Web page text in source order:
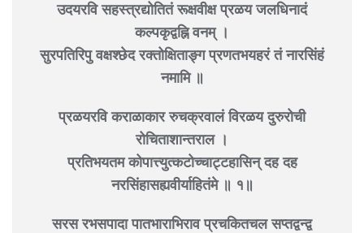
उदयरवि सहस्त्रद्योतितं रूक्षवीक्ष प्रळय जलधिनादं
कल्पकृद्वह्नि वनम् ।
सुरपतिरिपु वक्षश्छेद रक्तोक्षिताङ्ग प्रणतभयहरं तं नारसिंहं
नमामि ॥
प्रळयरवि कराळाकार रुचक्रवालं विरळय दुरुरोची
रोचिताशान्तराल ।
प्रतिभयतम कोपात्त्युत्कटोच्चाट्टहासिन् दह दह
नरसिंहासह्यवीर्याहितंमे ॥ १॥
सरस रभसपादा पातभाराभिराव प्रचकितचल सप्तद्वन्द्व